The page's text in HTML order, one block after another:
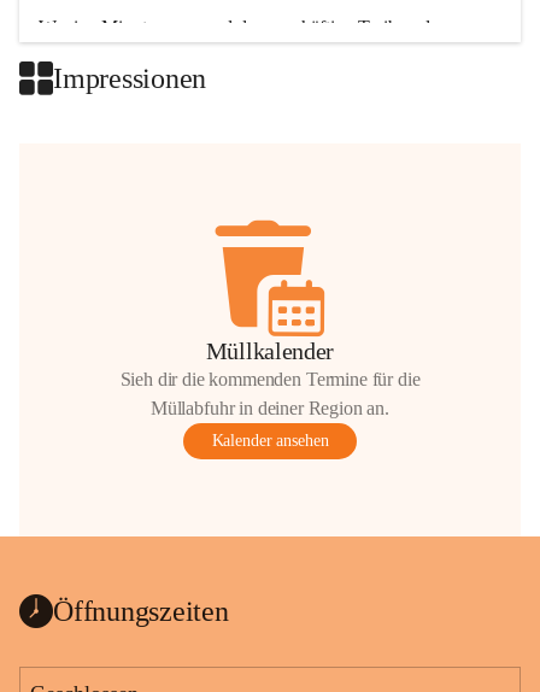
Wenige Minuten nur, und das geschäftige Treiben der
Impressionen
Müllkalender
Sieh dir die kommenden Termine für die
Müllabfuhr in deiner Region an.
Kalender ansehen
Öffnungszeiten